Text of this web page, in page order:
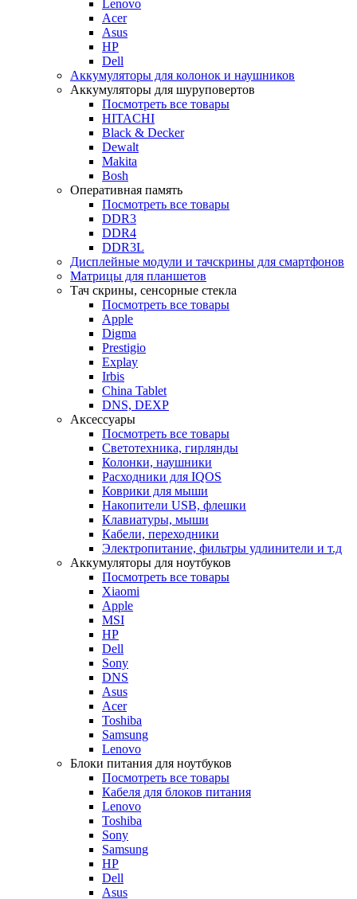
Lenovo
Acer
Asus
HP
Dell
Аккумуляторы для колонок и наушников
Аккумуляторы для шуруповертов
Посмотреть все товары
HITACHI
Black & Decker
Dewalt
Makita
Bosh
Оперативная память
Посмотреть все товары
DDR3
DDR4
DDR3L
Дисплейные модули и тачскрины для смартфонов
Матрицы для планшетов
Тач скрины, сенсорные стекла
Посмотреть все товары
Apple
Digma
Prestigio
Explay
Irbis
China Tablet
DNS, DEXP
Аксессуары
Посмотреть все товары
Светотехника, гирлянды
Колонки, наушники
Расходники для IQOS
Коврики для мыши
Накопители USB, флешки
Клавиатуры, мыши
Кабели, переходники
Электропитание, фильтры удлинители и т.д
Аккумуляторы для ноутбуков
Посмотреть все товары
Xiaomi
Apple
MSI
HP
Dell
Sony
DNS
Asus
Acer
Toshiba
Samsung
Lenovo
Блоки питания для ноутбуков
Посмотреть все товары
Кабеля для блоков питания
Lenovo
Toshiba
Sony
Samsung
HP
Dell
Asus